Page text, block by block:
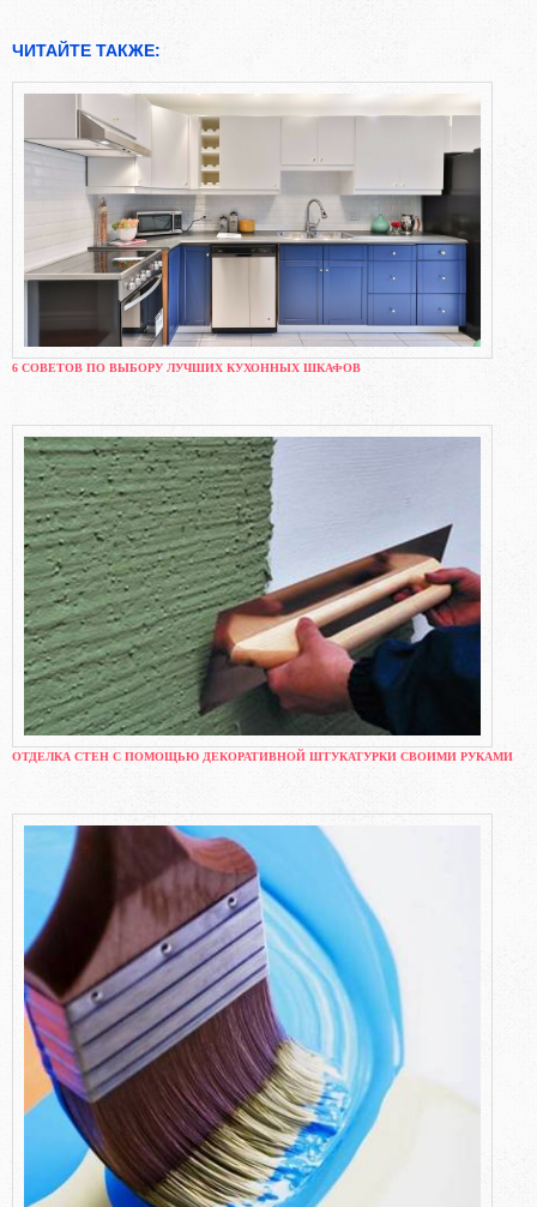
ЧИТАЙТЕ ТАКЖЕ:
6 СОВЕТОВ ПО ВЫБОРУ ЛУЧШИХ КУХОННЫХ ШКАФОВ
ОТДЕЛКА СТЕН С ПОМОЩЬЮ ДЕКОРАТИВНОЙ ШТУКАТУРКИ СВОИМИ РУКАМИ